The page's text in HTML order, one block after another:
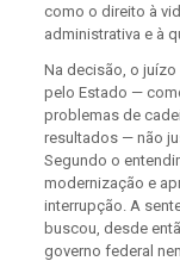
como o direito à
administrativa e à
Na decisão, o
pelo Estado —
problemas de
resultados — não
Segundo o
modernização e
interrupção. A
buscou, desde
governo federal